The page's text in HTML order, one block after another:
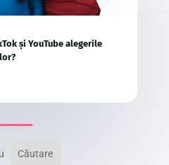
și YouTube alegerile